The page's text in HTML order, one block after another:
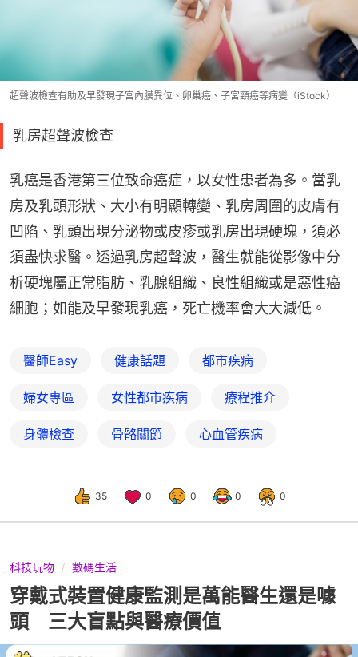
超聲波檢查有助及早發現子宮內膜異位、卵巢癌、子宮頸癌等病變（iStock）
乳房超聲波檢查
乳癌是香港第三位致命癌症，以女性患者為多。當乳
房及乳頭形狀、大小有明顯轉變、乳房周圍的皮膚有
凹陷、乳頭出現分泌物或皮疹或乳房出現硬塊，須必
須盡快求醫。透過乳房超聲波，醫生就能從影像中分
析硬塊屬正常脂肪、乳腺組織、良性組織或是惡性癌
細胞；如能及早發現乳癌，死亡機率會大大減低。
醫師Easy 健康話題 都市疾病
婦女專區 女性都市疾病 療程推介
身體檢查 骨骼關節 心血管疾病
35 0 0 0 0
科技玩物 數碼生活
穿戴式裝置健康監測是萬能醫生還是噱
頭 三大盲點與醫療價值